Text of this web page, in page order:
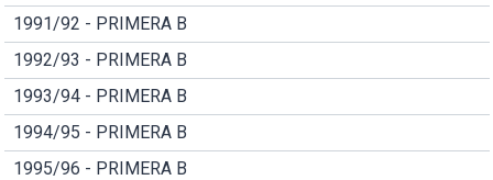
1991/92 - PRIMERA B
1992/93 - PRIMERA B
1993/94 - PRIMERA B
1994/95 - PRIMERA B
1995/96 - PRIMERA B